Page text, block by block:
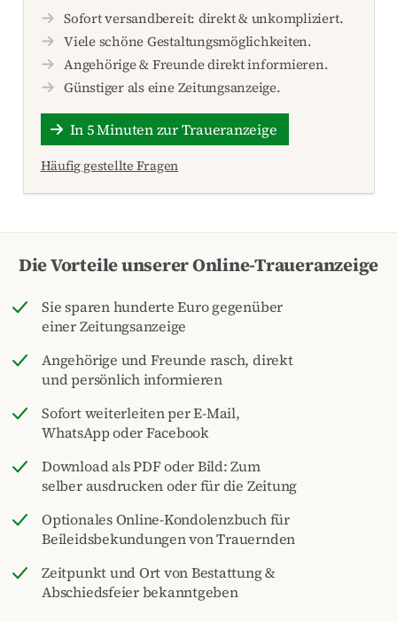
Sofort versandbereit: direkt & unkompliziert.
Viele schöne Gestaltungsmöglichkeiten.
Angehörige & Freunde direkt informieren.
Günstiger als eine Zeitungsanzeige.
In 5 Minuten zur Traueranzeige
Häufig gestellte Fragen
Die Vorteile unserer Online-Traueranzeige
Sie sparen hunderte Euro gegenüber
einer Zeitungsanzeige
Angehörige und Freunde rasch, direkt
und persönlich informieren
Sofort weiterleiten per E-Mail,
WhatsApp oder Facebook
Download als PDF oder Bild: Zum
selber ausdrucken oder für die Zeitung
Optionales Online-Kondolenzbuch für
Beileidsbekundungen von Trauernden
Zeitpunkt und Ort von Bestattung &
Abschiedsfeier bekanntgeben